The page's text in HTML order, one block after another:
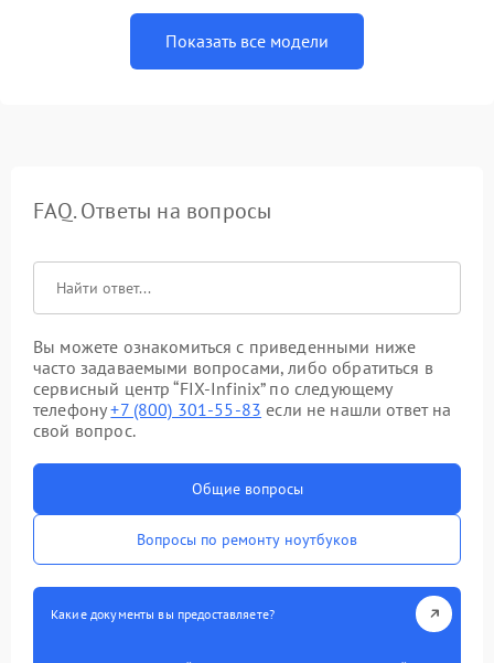
Показать все модели
FAQ. Ответы на вопросы
Вы можете ознакомиться с приведенными ниже
часто задаваемыми вопросами, либо обратиться в
сервисный центр “FIX-Infinix” по следующему
телефону+7 (800) 301-55-83 если не нашли ответ на
свой вопрос.
Общие вопросы
Вопросы по ремонту ноутбуков
Какие документы вы предоставляете?